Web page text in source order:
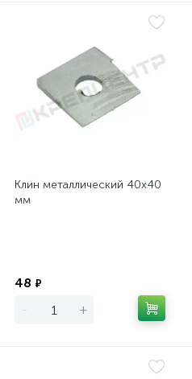
Клин металлический 40х40
мм
48 ₽
- +